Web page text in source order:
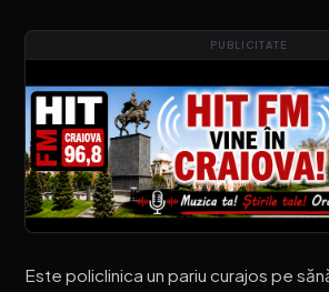
PUBLICITATE
Este policlinica un pariu curajos pe